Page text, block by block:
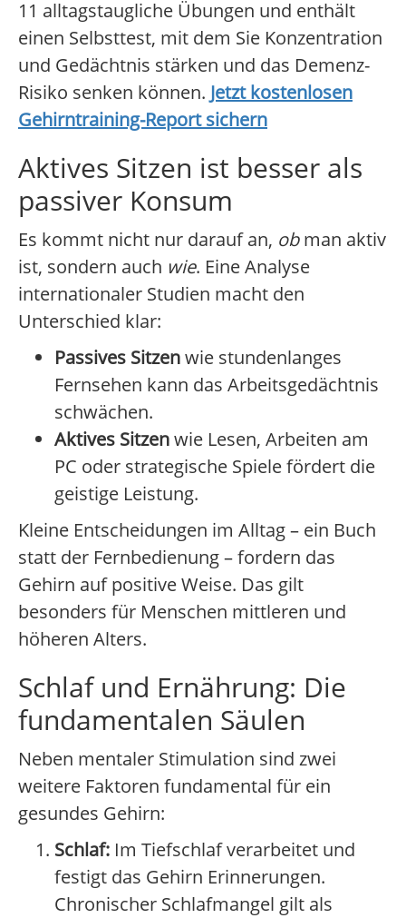
11 alltagstaugliche Übungen und enthält
einen Selbsttest, mit dem Sie Konzentration
und Gedächtnis stärken und das Demenz-
Risiko senken können. Jetzt kostenlosen
Gehirntraining-Report sichern
Aktives Sitzen ist besser als
passiver Konsum
Es kommt nicht nur darauf an, obman aktiv
ist, sondern auch wie. Eine Analyse
internationaler Studien macht den
Unterschied klar:
Passives Sitzenwie stundenlanges
Fernsehen kann das Arbeitsgedächtnis
schwächen.
Aktives Sitzenwie Lesen, Arbeiten am
PC oder strategische Spiele fördert die
geistige Leistung.
Kleine Entscheidungen im Alltag – ein Buch
statt der Fernbedienung – fordern das
Gehirn auf positive Weise. Das gilt
besonders für Menschen mittleren und
höheren Alters.
Schlaf und Ernährung: Die
fundamentalen Säulen
Neben mentaler Stimulation sind zwei
weitere Faktoren fundamental für ein
gesundes Gehirn:
Schlaf: Im Tiefschlaf verarbeitet und
festigt das Gehirn Erinnerungen.
Chronischer Schlafmangel gilt als